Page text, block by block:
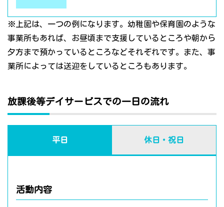
※上記は、一つの例になります。幼稚園や保育園のような
事業所もあれば、お昼頃まで支援しているところや朝から
夕方まで預かっているところなどそれぞれです。また、事
業所によっては送迎をしているところもあります。
放課後等デイサービスでの一日の流れ
平日 休日・祝日
活動内容